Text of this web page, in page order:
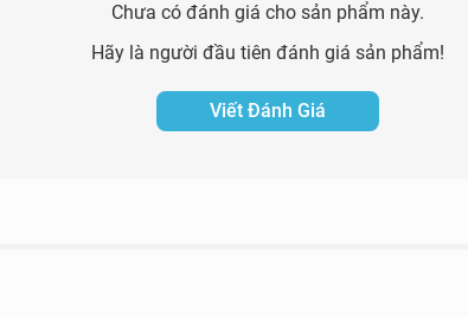
Chưa có đánh giá cho sản phẩm này.
Hãy là người đầu tiên đánh giá sản phẩm!
Viết Đánh Giá